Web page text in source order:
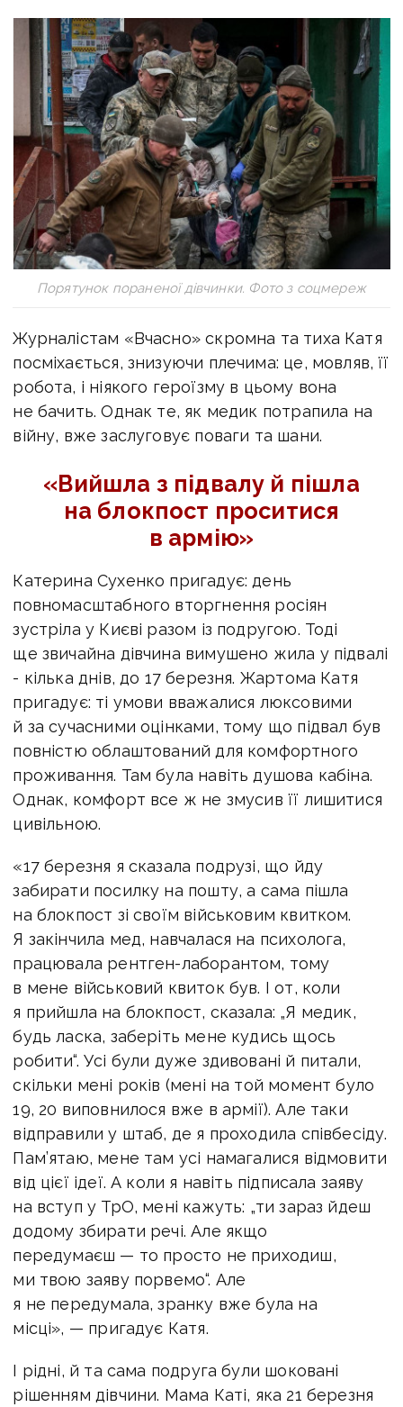
Порятунок пораненої дівчинки. Фото з соцмереж
Журналістам «Вчасно» скромна та тиха Катя
посміхається, знизуючи плечима: це, мовляв, її
робота, і ніякого героїзму в цьому вона
не бачить. Однак те, як медик потрапила на
війну, вже заслуговує поваги та шани.
«Вийшла з підвалу й пішла
на блокпост проситися
в армію»
Катерина Сухенко пригадує: день
повномасштабного вторгнення росіян
зустріла у Києві разом із подругою. Тоді
ще звичайна дівчина вимушено жила у підвалі
- кілька днів, до 17 березня. Жартома Катя
пригадує: ті умови вважалися люксовими
й за сучасними оцінками, тому що підвал був
повністю облаштований для комфортного
проживання. Там була навіть душова кабіна.
Однак, комфорт все ж не змусив її лишитися
цивільною.
«17 березня я сказала подрузі, що йду
забирати посилку на пошту, а сама пішла
на блокпост зі своїм військовим квитком.
Я закінчила мед, навчалася на психолога,
працювала рентген-лаборантом, тому
в мене військовий квиток був. І от, коли
я прийшла на блокпост, сказала: „Я медик,
будь ласка, заберіть мене кудись щось
робити“. Усі були дуже здивовані й питали,
скільки мені років (мені на той момент було
19, 20 виповнилося вже в армії). Але таки
відправили у штаб, де я проходила співбесіду.
Пам’ятаю, мене там усі намагалися відмовити
від цієї ідеї. А коли я навіть підписала заяву
на вступ у ТрО, мені кажуть: „ти зараз йдеш
додому збирати речі. Але якщо
передумаєш — то просто не приходиш,
ми твою заяву порвемо“. Але
я не передумала, зранку вже була на
місці», — пригадує Катя.
І рідні, й та сама подруга були шоковані
рішенням дівчини. Мама Каті, яка 21 березня